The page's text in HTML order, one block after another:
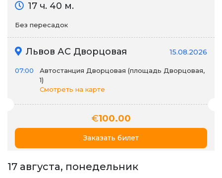
17 ч. 40 м.
Без пересадок
Львов АС Дворцовая 15.08.2026
07:00
Автостанция Дворцовая (площадь Дворцовая,
1)
Смотреть на карте
€100.00
Заказать билет
17 августа, понедельник